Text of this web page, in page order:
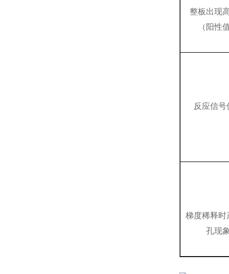
整板出现
（阳性
反应信号
梯度稀释时
孔现